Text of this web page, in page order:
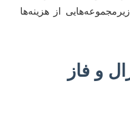
از هزینه‌ها
و فاز